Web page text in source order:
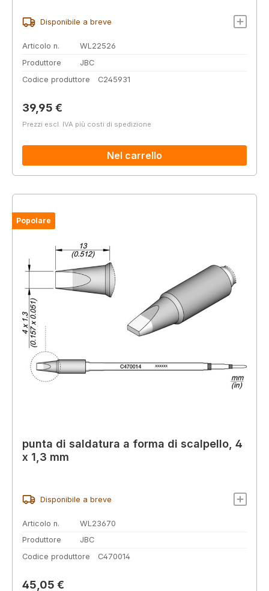
Disponibile a breve
Articolo n.
WL22526
Produttore
JBC
Codice produttore
C245931
Prezzo normale:
39,95 €
Prezzi escl. IVA più costi di spedizione
Nel carrello
Popolare
punta di saldatura a forma di scalpello, 4
x 1,3 mm
Disponibile a breve
Articolo n.
WL23670
Produttore
JBC
Codice produttore
C470014
Prezzo normale:
45,05 €